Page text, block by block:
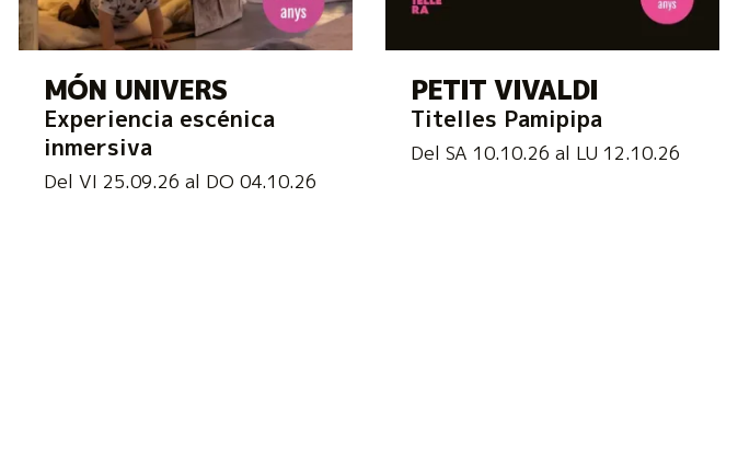
MÓN UNIVERS
Experiencia escénica
inmersiva
Del VI 25.09.26 al DO 04.10.26
PETIT VIVALDI
Titelles Pamipipa
Del SA 10.10.26 al LU 12.10.26